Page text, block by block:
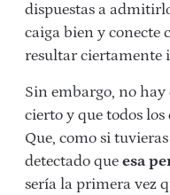
dispuestas a
caiga bien y conecte
resultar ciertamente
Sin embargo, no hay
cierto y que todos
Que, como si
detectado que esa
sería la primera vez